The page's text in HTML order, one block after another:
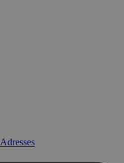
Adresses